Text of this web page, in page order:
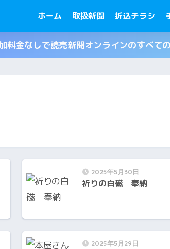
ホーム 取扱新聞 折込チラシ
料金なしで読売新聞オンラインのすべて
2025年5月30日
祈りの白磁 奉納
2025年5月29日